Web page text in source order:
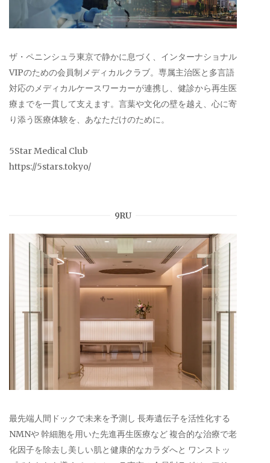
ザ・ペニンシュラ東京で静かに息づく、インターナショナル
VIPのための会員制メディカルクラブ。専属主治医と多言語
対応のメディカルケースワーカーが連携し、健診から再生医
療までを一貫して支えます。言葉や文化の壁を越え、心に寄
り添う医療体験を、あなただけのために。
5Star Medical Club
https://5stars.tokyo/
9RU
最先端人間ドックで未来を予測し 長寿遺伝子を活性化する
NMNや 幹細胞を用いた先進再生医療など 複合的な治療で老
化因子を除去し美しい肌と健康的なカラダへと ワンストッ